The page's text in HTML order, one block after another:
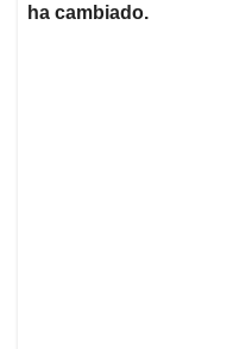
ha cambiado.